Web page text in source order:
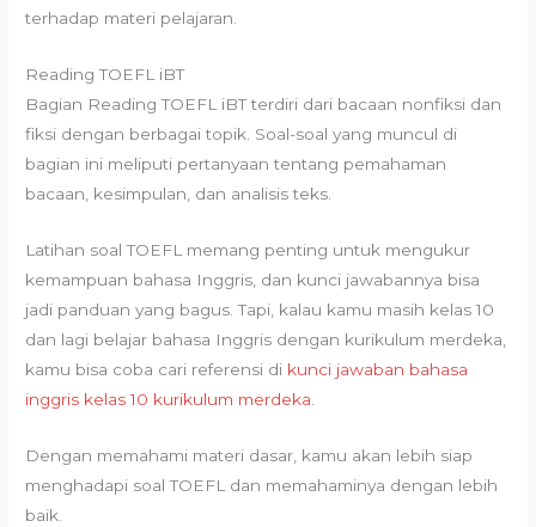
terhadap materi pelajaran.
Reading TOEFL iBT
Bagian Reading TOEFL iBT terdiri dari bacaan nonfiksi dan
fiksi dengan berbagai topik. Soal-soal yang muncul di
bagian ini meliputi pertanyaan tentang pemahaman
bacaan, kesimpulan, dan analisis teks.
Latihan soal TOEFL memang penting untuk mengukur
kemampuan bahasa Inggris, dan kunci jawabannya bisa
jadi panduan yang bagus. Tapi, kalau kamu masih kelas 10
dan lagi belajar bahasa Inggris dengan kurikulum merdeka,
kamu bisa coba cari referensi di kunci jawaban bahasa
inggris kelas 10 kurikulum merdeka
Dengan memahami materi dasar, kamu akan lebih siap
menghadapi soal TOEFL dan memahaminya dengan lebih
baik.